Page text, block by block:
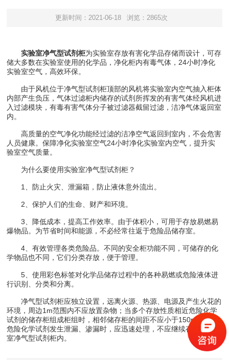
更新时间：2021-06-18 浏览：2865次
实验室净气型试剂柜为实验室存放有害化学品存储而设计，可存
储大多数在实验室使用的化学品，净化柜内有毒气体，24小时净化
实验室空气，高效环保。
由于风机位于净气型试剂柜顶部的风机将实验室内空气抽入柜体
内部产生负压，气体过滤柜内储存的试剂所挥发的有害气体经风机进
入过滤模块，有毒有害气体分子被过滤器截留过滤，洁净气体返回室
内。
高质量的空气净化功能经过滤的洁净空气返回到室内，不会危害
人员健康。保障净化实验室空气24小时净化实验室内空气，提升实
验室空气质量。
为什么要使用实验室净气型试剂柜？
1、防止火灾、泄漏箱，防止液体意外流出。
2、保护人们的生命、财产和环境。
3、降低成本，提高工作效率。由于体积小，可用于存放易燃易
爆物品。为节省时间和能源，不必经常往返于危险品储存室。
4、有效管理各类危险品。不同的安全柜功能不同，可储存的化
学物品也不同，它们分类存放，便于管理。
5、使用彩色标签对化学品储存过程中的各种易燃或危险液体进
行识别、分类和分离。
净气型试剂柜应独立设置，远离火源、热源、电源及产生火花的
环境，周边1m范围内不应放置杂物；当多个存放性质相近危险化学
试剂的储存柜组成柜组时，相邻储存柜的间距不应小于150mm。当
危险化学试剂发生泄漏、渗漏时，应迅速处理，不应继续存放在实验
室净气型试剂柜内。